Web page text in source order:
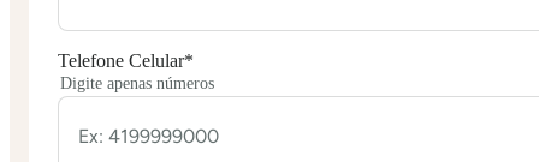
Telefone Celular*
Digite apenas números